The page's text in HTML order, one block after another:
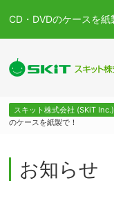
スキット株式会社 (SKiT Inc.)
のケースを紙製で！
お知らせ